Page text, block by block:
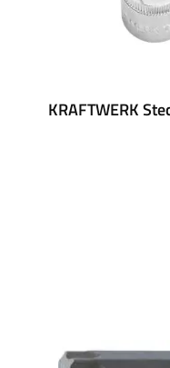
KRAFTWERK